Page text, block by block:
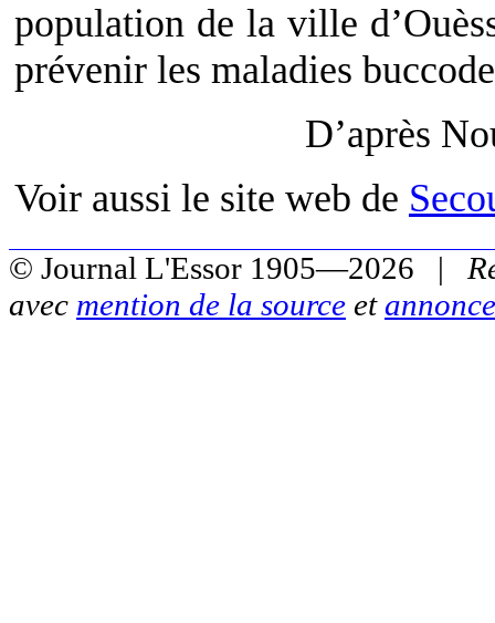
population de la ville
prévenir les maladies
D’après
Voir aussi le site web de
© Journal L'Essor 1905—2026 |
avec mention de la source et